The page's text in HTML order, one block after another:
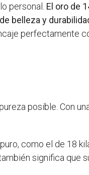
personal. El oro de
belleza y
perfectamente
posible. Con
como el de 18
significa que